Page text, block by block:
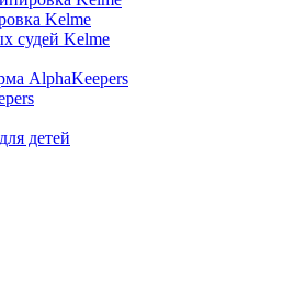
Kelme
судей Kelme
AlphaKeepers
детей